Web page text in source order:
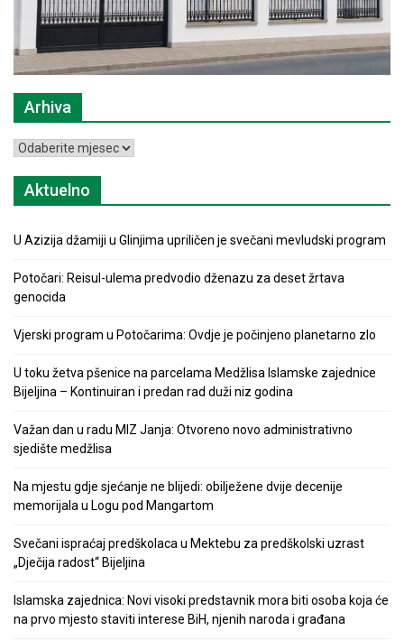
Arhiva
Arhiva
Aktuelno
U Azizija džamiji u Glinjima upriličen je svečani mevludski program
Potočari: Reisul-ulema predvodio dženazu za deset žrtava
genocida
Vjerski program u Potočarima: Ovdje je počinjeno planetarno zlo
U toku žetva pšenice na parcelama Medžlisa Islamske zajednice
Bijeljina – Kontinuiran i predan rad duži niz godina
Važan dan u radu MIZ Janja: Otvoreno novo administrativno
sjedište medžlisa
Na mjestu gdje sjećanje ne blijedi: obilježene dvije decenije
memorijala u Logu pod Mangartom
Svečani ispraćaj predškolaca u Mektebu za predškolski uzrast
„Dječija radost“ Bijeljina
Islamska zajednica: Novi visoki predstavnik mora biti osoba koja će
na prvo mjesto staviti interese BiH, njenih naroda i građana